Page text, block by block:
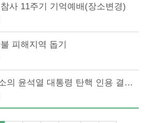
사 11주기 기억예배(장소변경)
피해지역 돕기
[성명서] 헌법재판소의 윤석열 대통령 탄핵 인용 결정을 환영하며